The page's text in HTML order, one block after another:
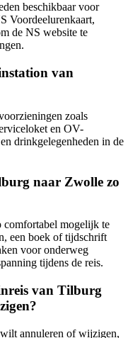
beschikbaar voor
Voordeelurenkaart,
de NS website te
van
zoals
en OV-
drinkgelegenheden in de
naar Zwolle zo
mogelijk te
een boek of tijdschrift
voor onderweg
tijdens de reis.
van Tilburg
annuleren of wijzigen,